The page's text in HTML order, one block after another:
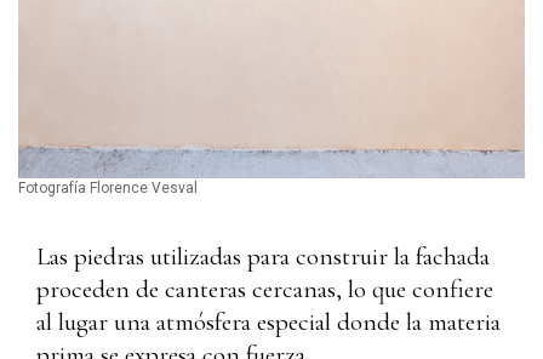
Fotografía Florence Vesval
Las piedras utilizadas para construir la fachada
proceden de canteras cercanas, lo que confiere
al lugar una atmósfera especial donde la materia